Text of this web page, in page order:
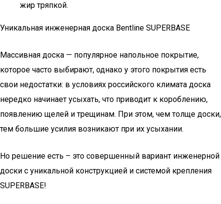
жир тряпкой.
Уникальная инженерная доска Bentline SUPERBASE
Массивная доска — популярное напольное покрытие,
которое часто выбирают, однако у этого покрытия есть
свои недостатки: в условиях российского климата доска
нередко начинает усыхать, что приводит к короблению,
появлению щелей и трещинам. При этом, чем толще доски,
тем большие усилия возникают при их усыхании.
Но решение есть – это совершенный вариант инженерной
доски с уникальной конструкцией и системой крепления
SUPERBASE!